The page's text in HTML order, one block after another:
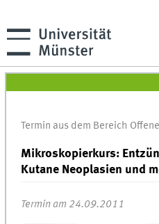
Termin aus dem Bereich
Mikroskopierkurs:
Kutane Neoplasien und
Termin am 24.09.2011